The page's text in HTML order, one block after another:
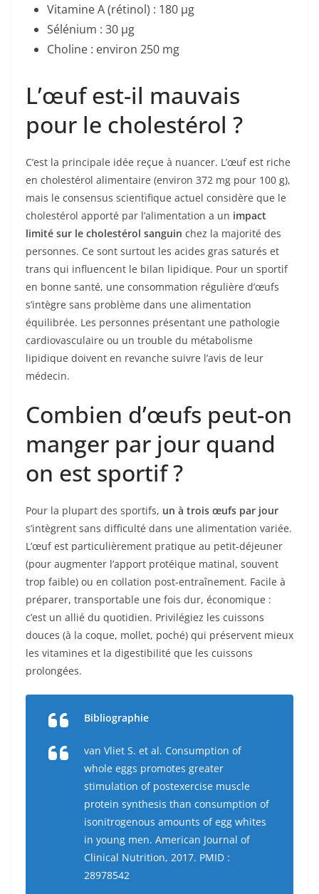
Vitamine A (rétinol) : 180 µg
Sélénium : 30 µg
Choline : environ 250 mg
L’œuf est-il mauvais
pour le cholestérol ?
C’est la principale idée reçue à nuancer. L’œuf est riche
en cholestérol alimentaire (environ 372 mg pour 100 g),
mais le consensus scientifique actuel considère que le
cholestérol apporté par l’alimentation a un impact
limité sur le cholestérol sanguin chez la majorité des
personnes. Ce sont surtout les acides gras saturés et
trans qui influencent le bilan lipidique. Pour un sportif
en bonne santé, une consommation régulière d’œufs
s’intègre sans problème dans une alimentation
équilibrée. Les personnes présentant une pathologie
cardiovasculaire ou un trouble du métabolisme
lipidique doivent en revanche suivre l’avis de leur
médecin.
Combien d’œufs peut-on
manger par jour quand
on est sportif ?
Pour la plupart des sportifs, un à trois œufs par jour
s’intègrent sans difficulté dans une alimentation variée.
L’œuf est particulièrement pratique au petit-déjeuner
(pour augmenter l’apport protéique matinal, souvent
trop faible) ou en collation post-entraînement. Facile à
préparer, transportable une fois dur, économique :
c’est un allié du quotidien. Privilégiez les cuissons
douces (à la coque, mollet, poché) qui préservent mieux
les vitamines et la digestibilité que les cuissons
prolongées.
Bibliographie
van Vliet S. et al. Consumption of
whole eggs promotes greater
stimulation of postexercise muscle
protein synthesis than consumption of
isonitrogenous amounts of egg whites
in young men. American Journal of
Clinical Nutrition, 2017. PMID :
28978542